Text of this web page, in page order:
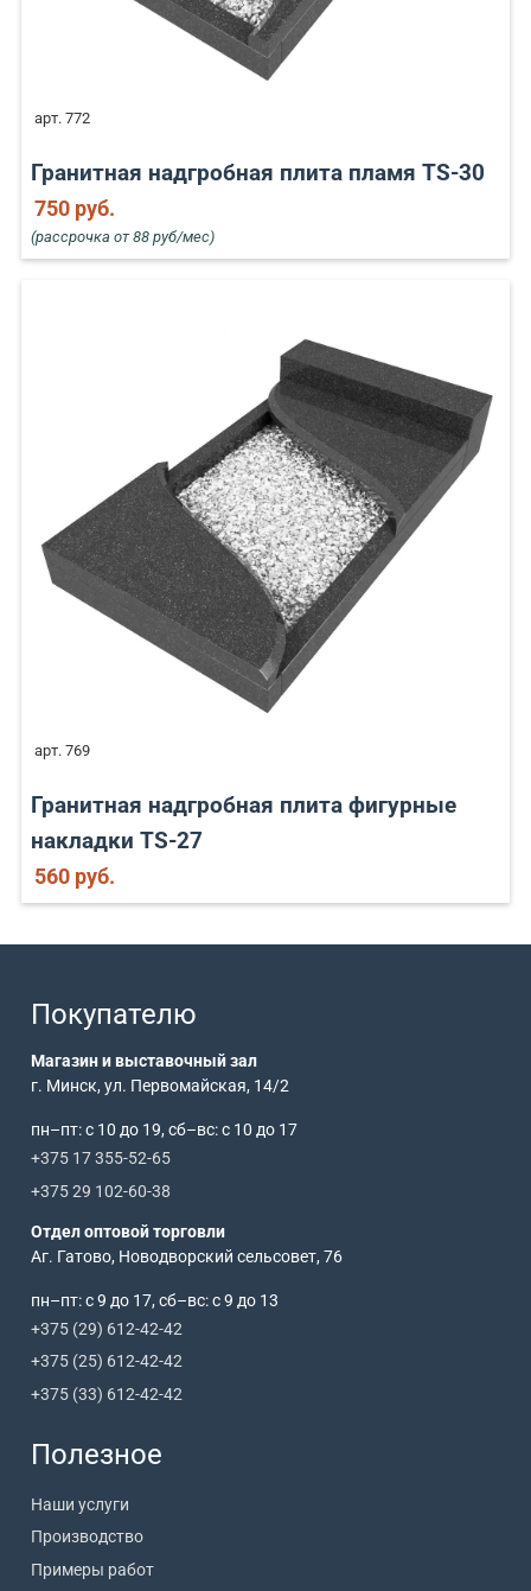
арт. 772
Гранитная надгробная плита пламя TS-30
750 руб.
(рассрочка от 88 руб/мес)
арт. 769
Гранитная надгробная плита фигурные
накладки TS-27
560 руб.
Полезное
Наши услуги
Производство
Примеры работ
Покупателю
Магазин и выставочный зал
г. Минск, ул. Первомайская, 14/2
пн–пт: с 10 до 19, сб–вс: с 10 до 17
+375 17 355-52-65
+375 29 102-60-38
Отдел оптовой торговли
Аг. Гатово, Новодворский сельсовет, 76
пн–пт: с 9 до 17, сб–вс: с 9 до 13
+375 (29) 612-42-42
+375 (25) 612-42-42
+375 (33) 612-42-42